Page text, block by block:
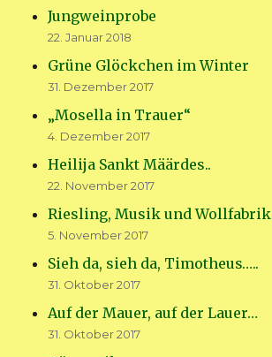
Jungweinprobe
22. Januar 2018
Grüne Glöckchen im Winter
31. Dezember 2017
„Mosella in Trauer“
4. Dezember 2017
Heilija Sankt Määrdes..
22. November 2017
Riesling, Musik und Wollfabrik
5. November 2017
Sieh da, sieh da, Timotheus…..
31. Oktober 2017
Auf der Mauer, auf der Lauer…
31. Oktober 2017